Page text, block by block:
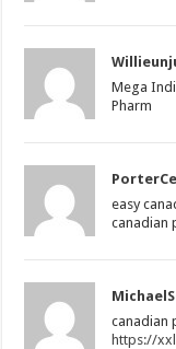
Mega
Pharm
easy
canadian
canadian
https://